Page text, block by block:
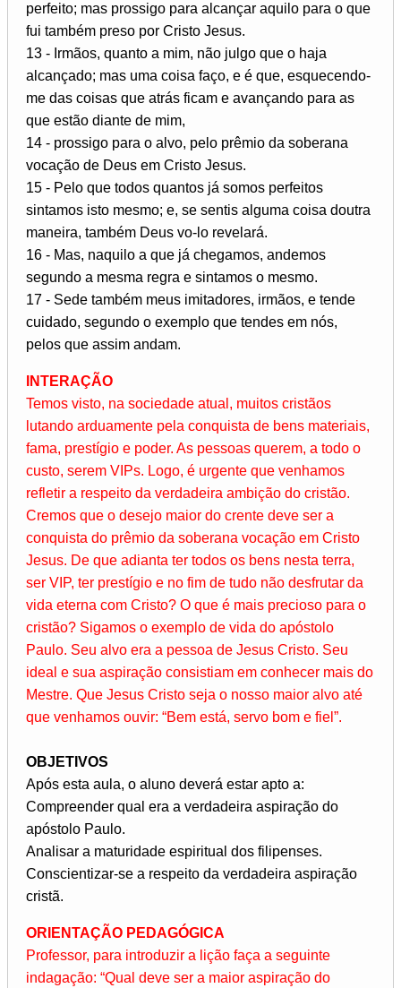
perfeito; mas prossigo para alcançar aquilo para o que
fui também preso por Cristo Jesus.
13 - Irmãos, quanto a mim, não julgo que o haja
alcançado; mas uma coisa faço, e é que, esquecendo-
me das coisas que atrás ficam e avançando para as
que estão diante de mim,
14 - prossigo para o alvo, pelo prêmio da soberana
vocação de Deus em Cristo Jesus.
15 - Pelo que todos quantos já somos perfeitos
sintamos isto mesmo; e, se sentis alguma coisa doutra
maneira, também Deus vo-lo revelará.
16 - Mas, naquilo a que já chegamos, andemos
segundo a mesma regra e sintamos o mesmo.
17 - Sede também meus imitadores, irmãos, e tende
cuidado, segundo o exemplo que tendes em nós,
pelos que assim andam.
INTERAÇÃO
Temos visto, na sociedade atual, muitos cristãos
lutando arduamente pela conquista de bens materiais,
fama, prestígio e poder. As pessoas querem, a todo o
custo, serem VIPs. Logo, é urgente que venhamos
refletir a respeito da verdadeira ambição do cristão.
Cremos que o desejo maior do crente deve ser a
conquista do prêmio da soberana vocação em Cristo
Jesus. De que adianta ter todos os bens nesta terra,
ser VIP, ter prestígio e no fim de tudo não desfrutar da
vida eterna com Cristo? O que é mais precioso para o
cristão? Sigamos o exemplo de vida do apóstolo
Paulo. Seu alvo era a pessoa de Jesus Cristo. Seu
ideal e sua aspiração consistiam em conhecer mais do
Mestre. Que Jesus Cristo seja o nosso maior alvo até
que venhamos ouvir: “Bem está, servo bom e fiel”.
OBJETIVOS
Após esta aula, o aluno deverá estar apto a:
Compreender qual era a verdadeira aspiração do
apóstolo Paulo.
Analisar a maturidade espiritual dos filipenses.
Conscientizar-se a respeito da verdadeira aspiração
cristã.
ORIENTAÇÃO PEDAGÓGICA
Professor, para introduzir a lição faça a seguinte
indagação: “Qual deve ser a maior aspiração do